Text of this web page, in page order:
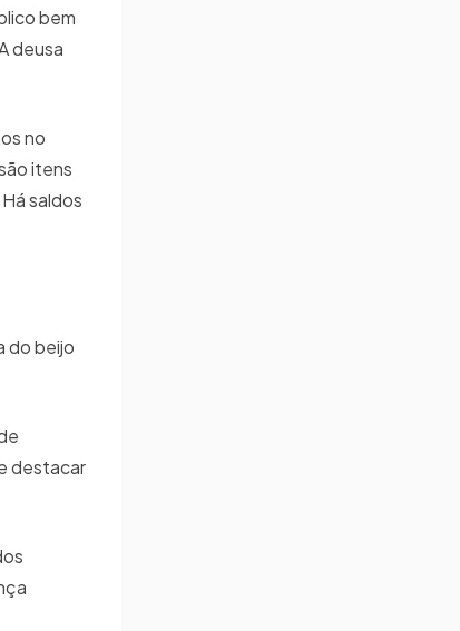
bem
deusa
no
itens
saldos
do beijo
destacar